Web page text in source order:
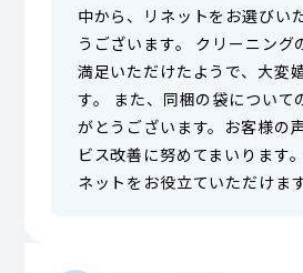
中から、リネットをお選びい
うございます。 クリーニング
満足いただけたようで、大変
す。 また、同梱の袋について
がとうございます。お客様の
ビス改善に努めてまいります
ネットをお役立ていただけま